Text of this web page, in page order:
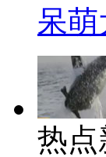
呆
热点